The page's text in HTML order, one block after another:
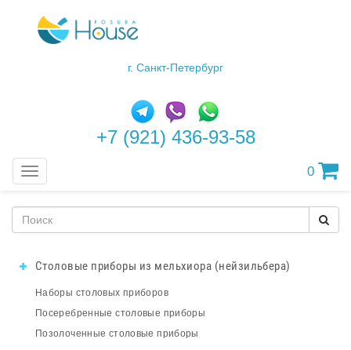
г. Санкт-Петербург
+7 (921) 436-93-58
Меню 0
Столовые приборы из мельхиора (нейзильбера)
Наборы столовых приборов
Посеребренные столовые приборы
Позолоченные столовые приборы